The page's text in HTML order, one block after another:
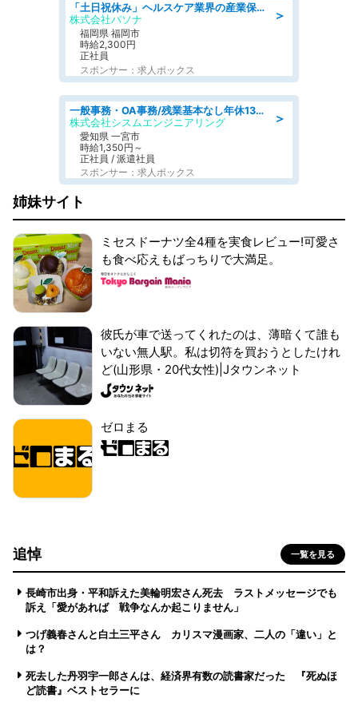
＞
「土日祝休み」ヘルスケア業界の産業保健師/高時給/未経験OK/要資格:保健師、正看護師
株式会社パソナ
福岡県 福岡市
時給2,300円
正社員
スポンサー：求人ボックス
＞
一般事務・OA事務/残業基本なし年休130日社保完備の一般・調達事務
株式会社シスムエンジニアリング
愛知県 一宮市
時給1,350円～
正社員 / 派遣社員
スポンサー：求人ボックス
姉妹サイト
ミセスドーナツ全4種を実食レビュー!可愛さ
も食べ応えもばっちりで大満足。
彼氏が車で送ってくれたのは、薄暗くて誰も
いない無人駅。私は切符を買おうとしたけれ
ど(山形県・20代女性)|Jタウンネット
ゼロまる
追悼 一覧を見る
長崎市出身・平和訴えた美輪明宏さん死去 ラストメッセージでも
訴え「愛があれば 戦争なんか起こりません」
つげ義春さんと白土三平さん カリスマ漫画家、二人の「違い」と
は？
死去した丹羽宇一郎さんは、経済界有数の読書家だった 『死ぬほ
ど読書』ベストセラーに